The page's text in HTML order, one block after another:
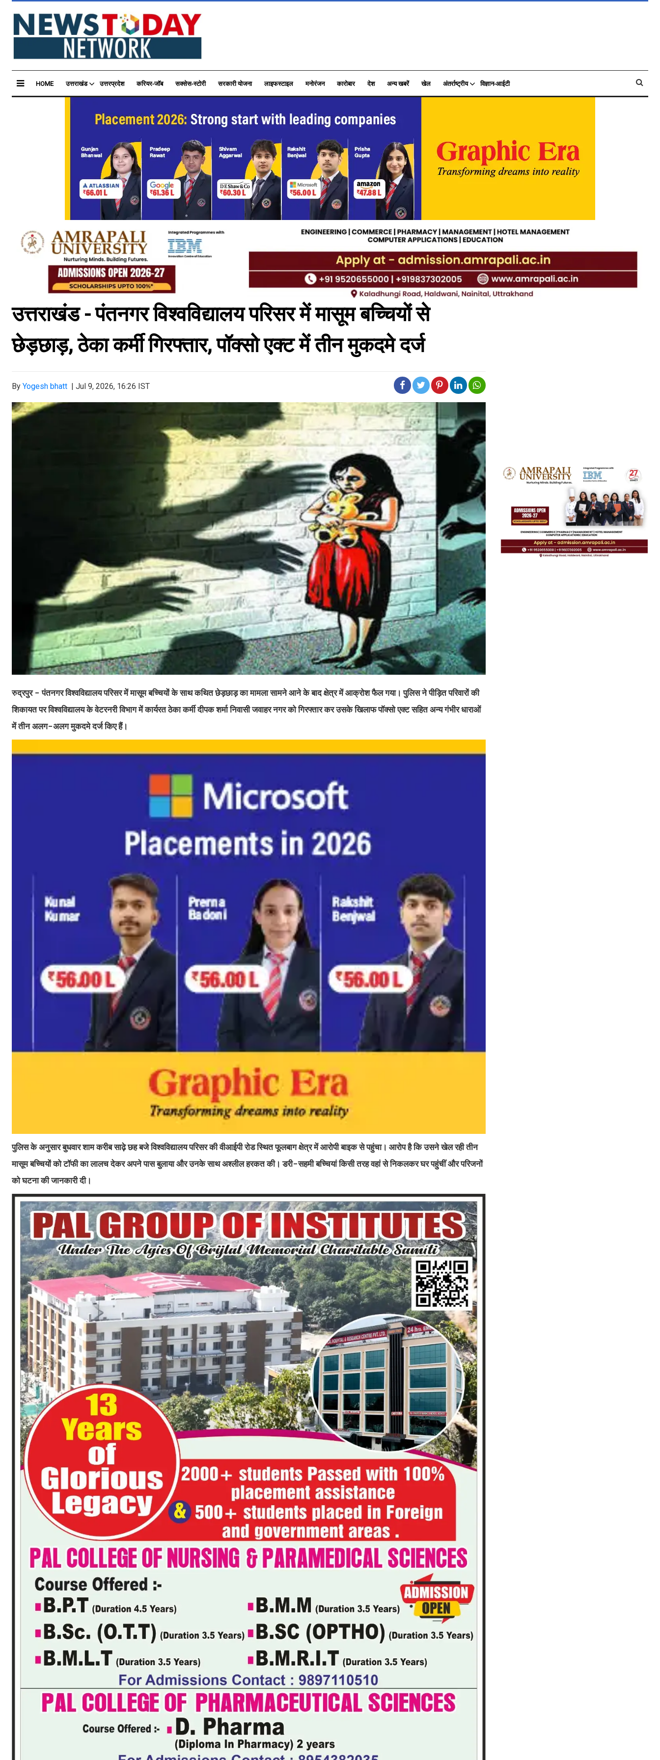
HOME उत्तराखंड उत्तरप्रदेश करियर-जॉब सक्सेस-स्टोरी सरकारी योजना लाइफस्टाइल मनोरंजन कारोबार देश अन्य खबरें खेल अंतर्राष्ट्रीय विज्ञान-आईटी
उत्तराखंड - पंतनगर विश्वविद्यालय परिसर में मासूम बच्चियों से
छेड़छाड़, ठेका कर्मी गिरफ्तार, पॉक्सो एक्ट में तीन मुकदमे दर्ज
By Yogesh bhatt | Jul 9, 2026, 16:26 IST
रुद्रपुर - पंतनगर विश्वविद्यालय परिसर में मासूम बच्चियों के साथ कथित छेड़छाड़ का मामला सामने आने के बाद क्षेत्र में आक्रोश फैल गया। पुलिस ने पीड़ित परिवारों की
शिकायत पर विश्वविद्यालय के वेटरनरी विभाग में कार्यरत ठेका कर्मी दीपक शर्मा निवासी जवाहर नगर को गिरफ्तार कर उसके खिलाफ पॉक्सो एक्ट सहित अन्य गंभीर धाराओं
में तीन अलग-अलग मुकदमे दर्ज किए हैं।
पुलिस के अनुसार बुधवार शाम करीब साढ़े छह बजे विश्वविद्यालय परिसर की वीआईपी रोड स्थित फूलबाग क्षेत्र में आरोपी बाइक से पहुंचा। आरोप है कि उसने खेल रही तीन
मासूम बच्चियों को टॉफी का लालच देकर अपने पास बुलाया और उनके साथ अश्लील हरकत की। डरी-सहमी बच्चियां किसी तरह वहां से निकलकर घर पहुंचीं और परिजनों
को घटना की जानकारी दी।